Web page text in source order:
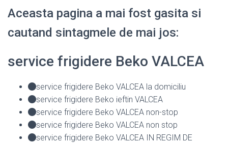
Aceasta pagina a mai fost gasita si
cautand sintagmele de mai jos:
service frigidere Beko VALCEA
service frigidere Beko VALCEA la domiciliu
service frigidere Beko ieftin VALCEA
service frigidere Beko VALCEA non-stop
service frigidere Beko VALCEA non stop
service frigidere Beko VALCEA IN REGIM DE